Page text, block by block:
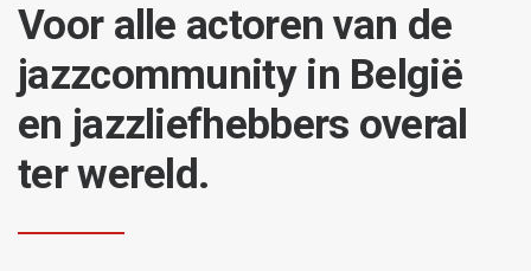
Voor alle actoren van de
jazzcommunity in België
en jazzliefhebbers overal
ter wereld.